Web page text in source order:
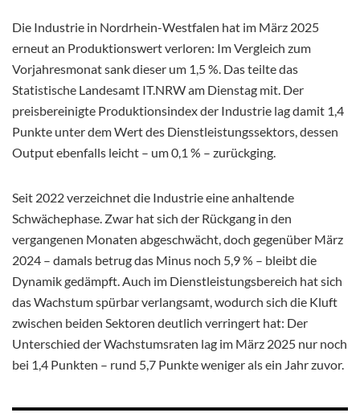
Die Industrie in Nordrhein-Westfalen hat im März 2025
erneut an Produktionswert verloren: Im Vergleich zum
Vorjahresmonat sank dieser um 1,5 %. Das teilte das
Statistische L andesamt IT.NRW am Dienstag mit. Der
preisbereinigte Produktionsindex der Industrie lag damit 1,4
Punkte unter dem Wert des Dienstleistungssektors, dessen
Output ebenfalls leicht – um 0,1 % – zurückging.
Seit 2022 verzeichnet die Industrie eine anhaltende
Schwächephase. Zwar hat sich der Rückgang in den
vergangenen Monaten abgeschwächt, doch gegenüber März
2024 – damals betrug das Minus noch 5,9 % – bleibt die
Dynamik gedämpft. Auch im Dienstleistungsbereich hat sich
das Wachstum spürbar verlangsamt, wodurch sich die Kluft
zwischen beiden Sektoren deutlich verringert hat: Der
Unterschied der Wachstumsraten lag im März 2025 nur noch
bei 1,4 Punkten – rund 5,7 Punkte weniger als ein Jahr zuvor.